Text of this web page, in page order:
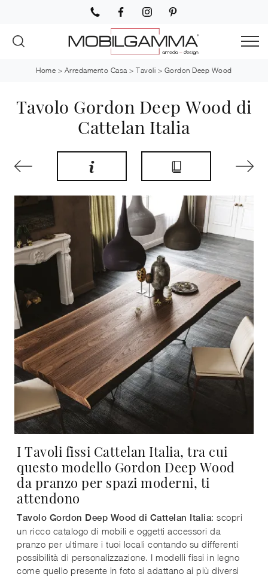
Home > Arredamento Casa >Tavoli > Gordon Deep Wood
Tavolo Gordon Deep Wood di
Cattelan Italia
I Tavoli fissi Cattelan Italia, tra cui
questo modello Gordon Deep Wood
da pranzo per spazi moderni, ti
attendono
Tavolo Gordon Deep Wood di Cattelan Italia: scopri
un ricco catalogo di mobili e oggetti accessori da
pranzo per ultimare i tuoi locali contando su differenti
possibilità di personalizzazione. I modelli fissi in legno
come quello presente in foto si adattano ai più diversi